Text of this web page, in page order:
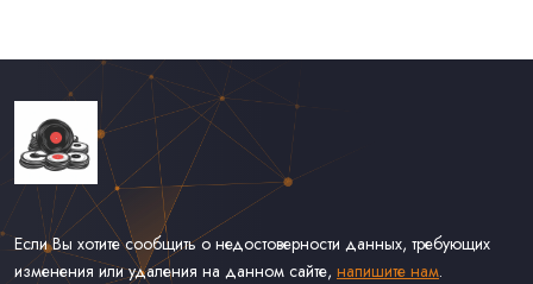
Если Вы хотите сообщить о недостоверности данных, требующих
изменения или удаления на данном сайте, напишите нам.